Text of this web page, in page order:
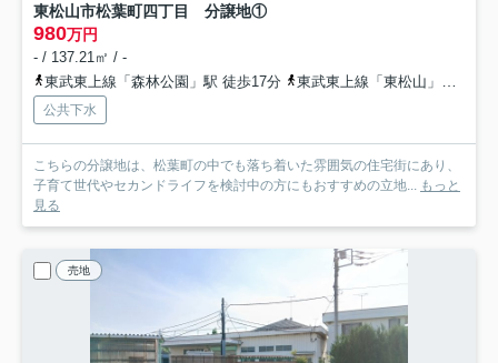
東松山市松葉町四丁目 分譲地①
980万円
- / 137.21㎡ / -
東武東上線「森林公園」駅 徒歩17分
東武東上線「東松山」駅 徒歩23分
公共下水
こちらの分譲地は、松葉町の中でも落ち着いた雰囲気の住宅街にあり、
子育て世代やセカンドライフを検討中の方にもおすすめの立地... もっと
見る
売地